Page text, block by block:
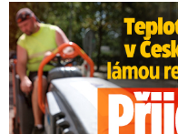
Teploty v Česku lámou